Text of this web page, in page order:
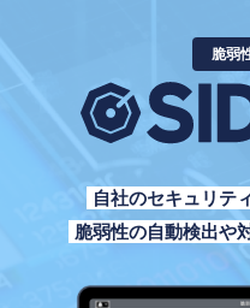
脆弱
自社のセキュリテ
脆弱性の自動検出や